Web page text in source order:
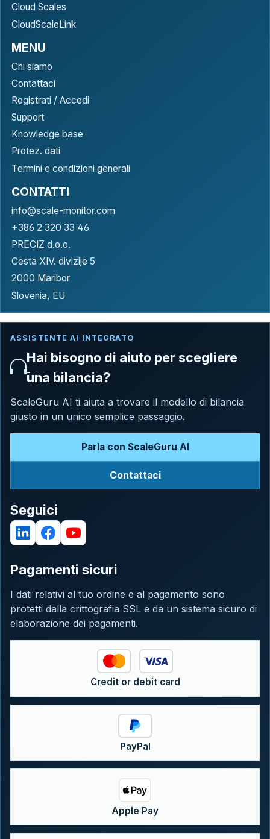
Cloud Scales
CloudScaleLink
MENU
Chi siamo
Contattaci
Registrati / Accedi
Support
Knowledge base
Protez. dati
Termini e condizioni generali
CONTATTI
info@scale-monitor.com
+386 2 320 33 46
PRECIZ d.o.o.
Cesta XIV. divizije 5
2000 Maribor
Slovenia, EU
ASSISTENTE AI INTEGRATO
Hai bisogno di aiuto per scegliere
una bilancia?
ScaleGuru AI ti aiuta a trovare il modello di bilancia
giusto in un unico semplice passaggio.
Parla con ScaleGuru AI
Contattaci
Seguici
Pagamenti sicuri
I dati relativi al tuo ordine e al pagamento sono
protetti dalla crittografia SSL e da un sistema sicuro di
elaborazione dei pagamenti.
Credit or debit card
PayPal
Apple Pay